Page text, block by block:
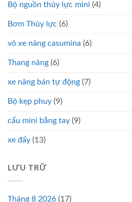
Bộ nguồn thủy lực mini (4)
Bơm Thủy lực (6)
vỏ xe nâng casumina (6)
Thang nâng (6)
xe nâng bán tự động (7)
Bộ kẹp phuy (9)
cẩu mini bằng tay (9)
xe đẩy (13)
LƯU TRỮ
Tháng 8 2026 (17)